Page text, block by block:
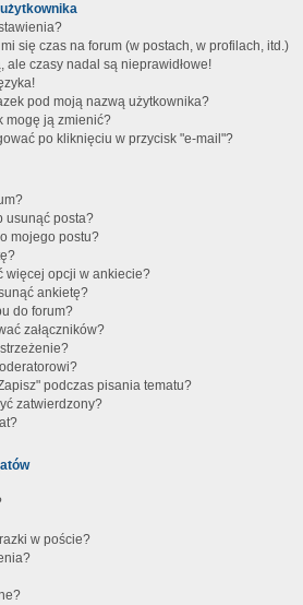
się czas na forum (w postach, w profilach, itd.)
ale czasy nadal są nieprawidłowe!
pod moją nazwą użytkownika?
mogę ją zmienić?
po kliknięciu w przycisk "e-mail"?
usunąć posta?
mojego postu?
więcej opcji w ankiecie?
ankietę?
do forum?
załączników?
podczas pisania tematu?
zatwierdzony?
w poście?